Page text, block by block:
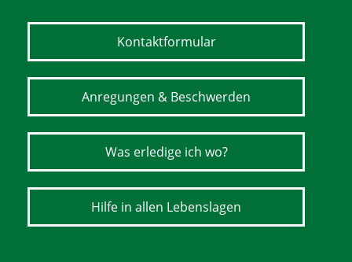
Kontaktformular
Anregungen & Beschwerden
Was erledige ich wo?
Hilfe in allen Lebenslagen